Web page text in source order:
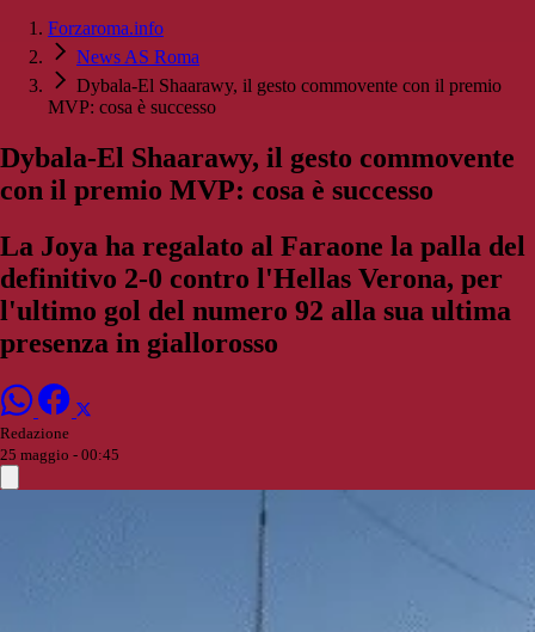
Forzaroma.info
News AS Roma
Dybala-El Shaarawy, il gesto commovente con il premio
MVP: cosa è successo
Dybala-El Shaarawy, il gesto commovente
con il premio MVP: cosa è successo
La Joya ha regalato al Faraone la palla del
definitivo 2-0 contro l'Hellas Verona, per
l'ultimo gol del numero 92 alla sua ultima
presenza in giallorosso
Redazione
25 maggio - 00:45